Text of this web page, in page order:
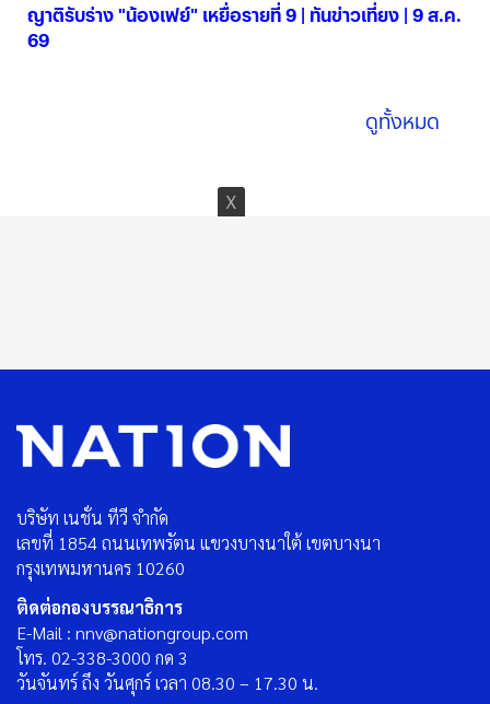
ญาติรับร่าง "น้องเฟย์" เหยื่อรายที่ 9 | ทันข่าวเที่ยง | 9 ส.ค.
69
ดูทั้งหมด
บริษัท เนชั่น ทีวี จำกัด
เลขที่ 1854 ถนนเทพรัตน แขวงบางนาใต้ เขตบางนา
กรุงเทพมหานคร 10260
ติดต่อกองบรรณาธิการ
E-Mail : nnv@nationgroup.com
โทร. 02-338-3000 กด 3
วันจันทร์ ถึง วันศุกร์ เวลา 08.30 – 17.30 น.